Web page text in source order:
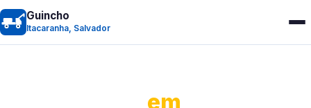
Guincho
Itacaranha, Salvador
em